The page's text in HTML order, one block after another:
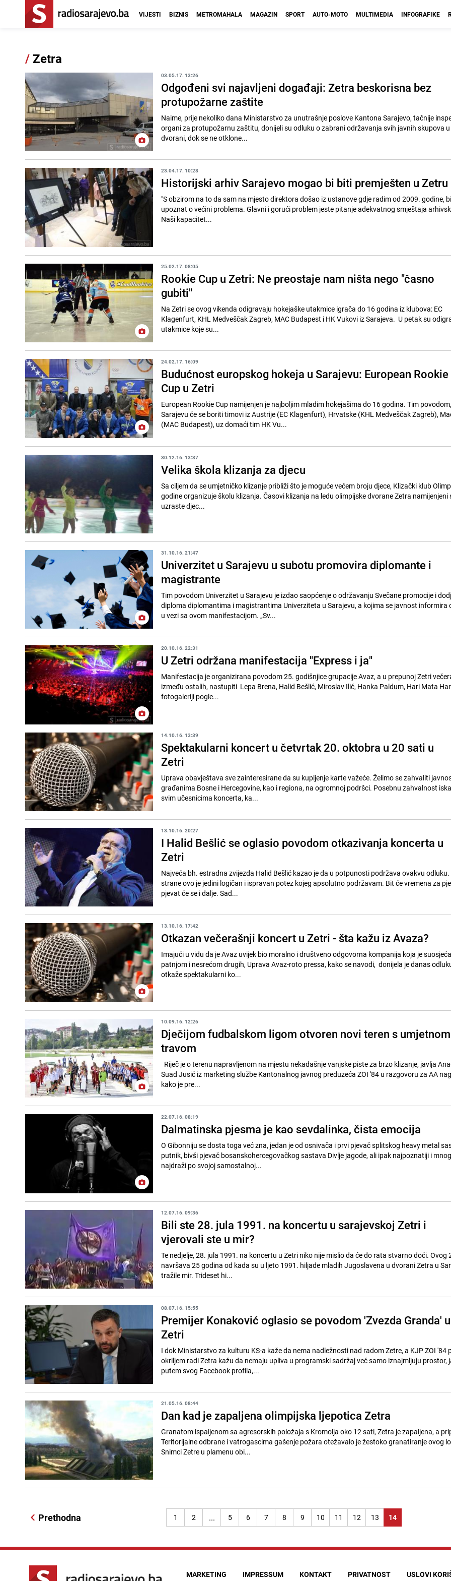
VIJESTI BIZNIS METROMAHALA MAGAZIN SPORT AUTO-MOTO MULTIMEDIA INFOGRAFIKE
/Zetra
03.05.17. 13:26
Odgođeni svi najavljeni događaji: Zetra beskorisna bez
protupožarne zaštite
Naime, prije nekoliko dana Ministarstvo za unutrašnje poslove Kantona Sarajevo, tačnije
organi za protupožarnu zaštitu, donijeli su odluku o zabrani održavanja svih javnih skupova
dvorani, dok se ne otklone...
23.04.17. 10:28
Historijski arhiv Sarajevo mogao bi biti premješten u Zetru
"S obzirom na to da sam na mjesto direktora došao iz ustanove gdje radim od 2009. godine,
upoznat o većini problema. Glavni i gorući problem jeste pitanje adekvatnog smještaja
Naši kapacitet...
25.02.17. 08:05
Rookie Cup u Zetri: Ne preostaje nam ništa nego "časno
gubiti"
Na Zetri se ovog vikenda odigravaju hokejaške utakmice igrača do 16 godina iz klubova: EC
Klagenfurt, KHL Medveščak Zagreb, MAC Budapest i HK Vukovi iz Sarajeva. U petak su
utakmice koje su...
24.02.17. 16:09
Budućnost europskog hokeja u Sarajevu: European Rookie
Cup u Zetri
European Rookie Cup namijenjen je najboljim mladim hokejašima do 16 godina. Tim
Sarajevu će se boriti timovi iz Austrije (EC Klagenfurt), Hrvatske (KHL Medveščak Zagreb),
(MAC Budapest), uz domaći tim HK Vu...
30.12.16. 13:37
Velika škola klizanja za djecu
Sa ciljem da se umjetničko klizanje približi što je moguće većem broju djece, Klizački klub
godine organizuje školu klizanja. Časovi klizanja na ledu olimpijske dvorane Zetra namijenjeni
uzraste djec...
31.10.16. 21:47
Univerzitet u Sarajevu u subotu promovira diplomante i
magistrante
Tim povodom Univerzitet u Sarajevu je izdao saopćenje o održavanju Svečane promocije i
diploma diplomantima i magistrantima Univerziteta u Sarajevu, a kojima se javnost informira
u vezi sa ovom manifestacijom. „Sv...
20.10.16. 22:31
U Zetri održana manifestacija "Express i ja"
Manifestacija je organizirana povodom 25. godišnjice grupacije Avaz, a u prepunoj Zetri
između ostalih, nastupiti Lepa Brena, Halid Bešlić, Miroslav Ilić, Hanka Paldum, Hari Mata
fotogaleriji pogle...
14.10.16. 13:39
Spektakularni koncert u četvrtak 20. oktobra u 20 sati u
Zetri
Uprava obavještava sve zainteresirane da su kupljenje karte važeće. Želimo se zahvaliti
građanima Bosne i Hercegovine, kao i regiona, na ogromnoj podršci. Posebnu zahvalnost
svim učesnicima koncerta, ka...
13.10.16. 20:27
I Halid Bešlić se oglasio povodom otkazivanja koncerta u
Zetri
Najveća bh. estradna zvijezda Halid Bešlić kazao je da u potpunosti podržava ovakvu odluku.
strane ovo je jedini logičan i ispravan potez kojeg apsolutno podržavam. Bit će vremena za
pjevat će se i dalje. Sad...
13.10.16. 17:42
Otkazan večerašnji koncert u Zetri - šta kažu iz Avaza?
Imajući u vidu da je Avaz uvijek bio moralno i društveno odgovorna kompanija koja je
patnjom i nesrećom drugih, Uprava Avaz-roto pressa, kako se navodi, donijela je danas
otkaže spektakularni ko...
10.09.16. 12:26
Dječijom fudbalskom ligom otvoren novi teren s umjetnom
travom
Suad Jusić iz marketing službe Kantonalnog javnog preduzeća ZOI '84 u razgovoru za AA
kako je pre...
22.07.16. 08:19
Dalmatinska pjesma je kao sevdalinka, čista emocija
O Gibonniju se dosta toga već zna, jedan je od osnivača i prvi pjevač splitskog heavy metal
putnik, bivši pjevač bosanskohercegovačkog sastava Divlje jagode, ali ipak najpoznatiji i
najdraži po svojoj samostalnoj...
12.07.16. 09:36
Bili ste 28. jula 1991. na koncertu u sarajevskoj Zetri i
vjerovali ste u mir?
Te nedjelje, 28. jula 1991. na koncertu u Zetri niko nije mislio da će do rata stvarno doći. Ovog
navršava 25 godina od kada su u ljeto 1991. hiljade mladih Jugoslavena u dvorani Zetra u
tražile mir. Trideset hi...
08.07.16. 15:55
Premijer Konaković oglasio se povodom 'Zvezda Granda' u
Zetri
I dok Ministarstvo za kulturu KS-a kaže da nema nadležnosti nad radom Zetre, a KJP ZOI '84
okriljem radi Zetra kažu da nemaju upliva u programski sadržaj već samo iznajmljuju prostor,
putem svog Facebook profila,...
21.05.16. 08:44
Dan kad je zapaljena olimpijska ljepotica Zetra
Granatom ispaljenom sa agresorskih položaja s Kromolja oko 12 sati, Zetra je zapaljena, a
Teritorijalne odbrane i vatrogascima gašenje požara otežavalo je žestoko granatiranje ovog
Snimci Zetre u plamenu obi...
Prethodna 1 2 ... 5 6 7 8 9 10 11 12 13 14
MARKETING IMPRESSUM KONTAKT PRIVATNOST USLOVI